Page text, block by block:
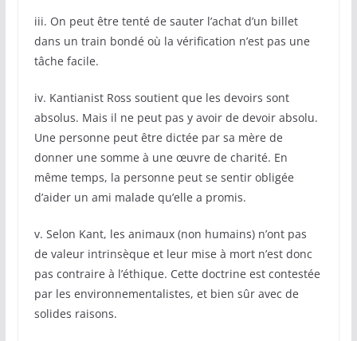
iii. On peut être tenté de sauter l’achat d’un billet
dans un train bondé où la vérification n’est pas une
tâche facile.
iv. Kantianist Ross soutient que les devoirs sont
absolus. Mais il ne peut pas y avoir de devoir absolu.
Une personne peut être dictée par sa mère de
donner une somme à une œuvre de charité. En
même temps, la personne peut se sentir obligée
d’aider un ami malade qu’elle a promis.
v. Selon Kant, les animaux (non humains) n’ont pas
de valeur intrinsèque et leur mise à mort n’est donc
pas contraire à l’éthique. Cette doctrine est contestée
par les environnementalistes, et bien sûr avec de
solides raisons.